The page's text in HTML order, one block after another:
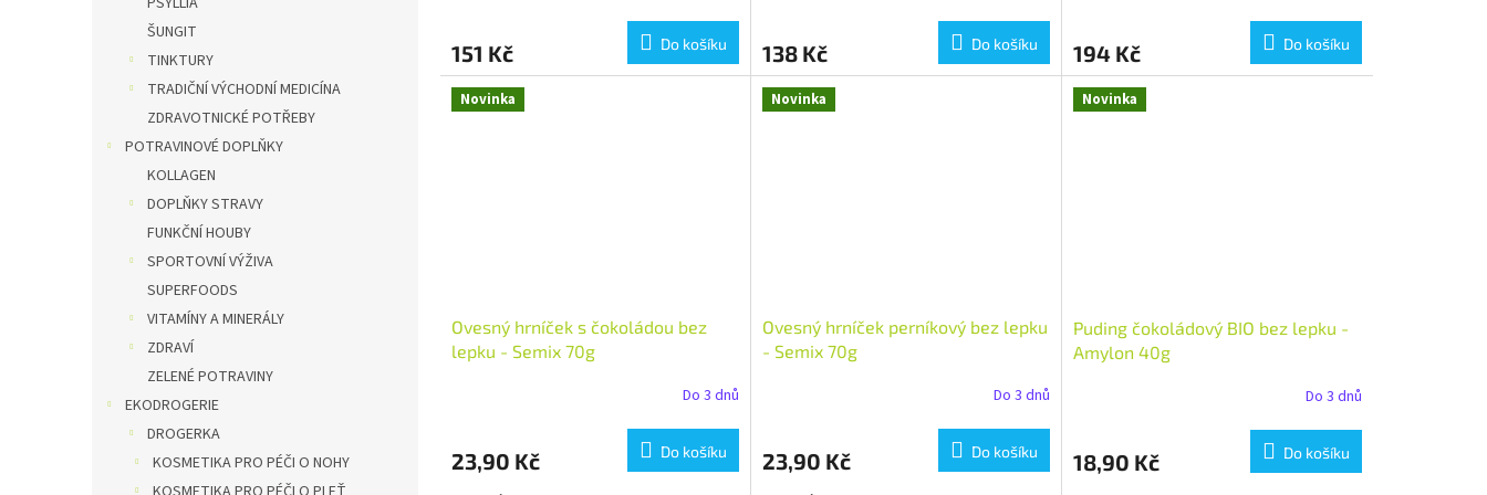
ŠUNGIT
TINKTURY
TRADIČNÍ VÝCHODNÍ MEDICÍNA
ZDRAVOTNICKÉ POTŘEBY
POTRAVINOVÉ DOPLŇKY
KOLLAGEN
DOPLŇKY STRAVY
FUNKČNÍ HOUBY
SPORTOVNÍ VÝŽIVA
SUPERFOODS
VITAMÍNY A MINERÁLY
ZDRAVÍ
ZELENÉ POTRAVINY
EKODROGERIE
DROGERKA
KOSMETIKA PRO PÉČI O NOHY
151 Kč Do košíku 138 Kč Do košíku 194 Kč Do košíku
Novinka
Ovesný hrníček s čokoládou bez
lepku - Semix 70g
Do 3 dnů
23,90 Kč Do košíku
Novinka
Ovesný hrníček perníkový bez lepku
- Semix 70g
Do 3 dnů
23,90 Kč Do košíku
Novinka
Puding čokoládový BIO bez lepku -
Amylon 40g
Do 3 dnů
18,90 Kč Do košíku